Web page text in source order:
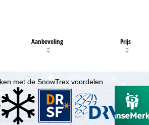
Aanbeveling Prijs
met de SnowTrex voordelen